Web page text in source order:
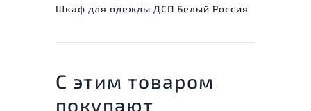
Шкаф для одежды ДСП Белый Россия
С этим товаром
покупают